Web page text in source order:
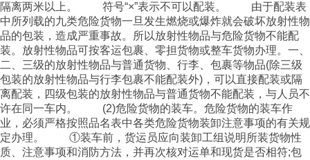
隔离两米以上。 符号“×”表示不可以配装。 由于配装表
中所列载的九类危险货物一旦发生燃烧或爆炸就会破坏放射性物
品的包装，造成严重事故。所以放射性物品与危险货物不能配
装。放射性物品可按客运包裹、零担货物或整车货物办理。一、
二、三级的放射性物品与普通货物、行李、包裹等物品(除三级
包装的放射性物品与行李包裹不能配装外)，可以直接配装或隔
离配装，四级包装的放射性物品与普通货物不能配装，与人员不
许在同一车内。 (2)危险货物的装车。危险货物的装车作
业，必须严格按照品名表中各类危险货物装卸注意事项的有关规
定办理。 ①装车前，货运员应向装卸工组说明所装货物性
质、注意事项和消防方法，并再次核对运单和现货是否相符;包